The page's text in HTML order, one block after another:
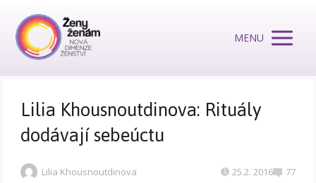
MENU
Lilia Khousnoutdinova: Rituály
dodávají sebeúctu
Lilia Khousnoutdinova 25.2. 2016 77